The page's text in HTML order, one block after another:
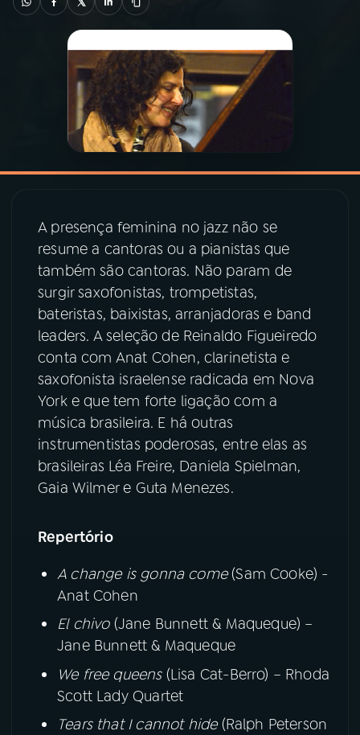
PROGRAMAÇÃO
PROGRAMAS
PODCASTS
07ÚLTIMAS
PRÊMIO RÁDIO MEC
ACOMPANHE A RÁDIO MEC
YouTube Facebook
Instagram X
A presença feminina no jazz não se
resume a cantoras ou a pianistas que
também são cantoras. Não param de
surgir saxofonistas, trompetistas,
bateristas, baixistas, arranjadoras e band
leaders. A seleção de Reinaldo Figueiredo
conta com Anat Cohen, clarinetista e
saxofonista israelense radicada em Nova
York e que tem forte ligação com a
música brasileira. E há outras
instrumentistas poderosas, entre elas as
brasileiras Léa Freire, Daniela Spielman,
Gaia Wilmer e Guta Menezes.
Repertório
A change is gonna come(Sam Cooke) -
Anat Cohen
El chivo (Jane Bunnett & Maqueque) –
Jane Bunnett & Maqueque
We free queens (Lisa Cat-Berro) – Rhoda
Scott Lady Quartet
Tears that I cannot hide(Ralph Peterson